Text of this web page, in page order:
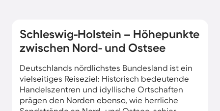
Schleswig-Holstein – Höhepunkte
zwischen Nord- und Ostsee
Deutschlands nördlichstes Bundesland ist ein
vielseitiges Reiseziel: Historisch bedeutende
Handelszentren und idyllische Ortschaften
prägen den Norden ebenso, wie herrliche